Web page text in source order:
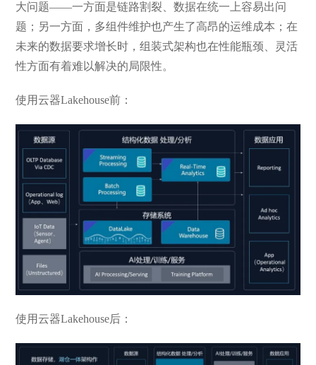
大问题——一方面是链路割裂、数据在统一上容易出问
题；另一方面，多组件维护也产生了高昂的运维成本；在
未来的数据要求增长时，组装式架构也在性能瓶颈、灵活
性方面有着难以解决的局限性。
使用云器Lakehouse前：
使用云器Lakehouse后：